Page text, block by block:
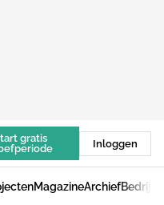
gratis
Inloggen
MagazineArchief